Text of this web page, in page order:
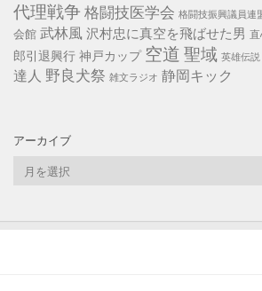
代理戦争 格闘技医学会 格闘技振興議員連
会館 武林風 沢村忠に真空を飛ばせた男
郎引退興行 神戸カップ 空道 聖域 英雄伝説
達人 野良犬祭 雑文ラジオ 静岡キック
アーカイブ
イ